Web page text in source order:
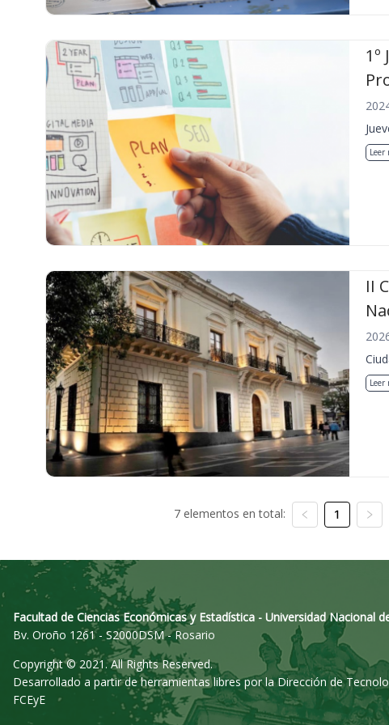
1º
Leer
II
Leer
7 elementos en total: 1
Facultad de Ciencias Económicas y Estadística - Universidad Nacional
Bv. Oroño 1261 - S2000DSM - Rosario
Copyright © 2021. All Rights Reserved.
Desarrollado a partir de herramientas libres por la Dirección de
FCEyE